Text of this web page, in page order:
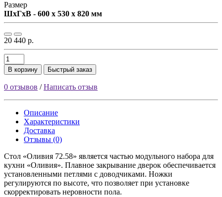
Размер
ШxГxВ - 600 x 530 x 820 мм
20 440 р.
В корзину Быстрый заказ
0 отзывов /Написать отзыв
Описание
Характеристики
Доставка
Отзывы (0)
Стол «Оливия 72.58» является частью модульного набора для
кухни «Оливия». Плавное закрывание дверок обеспечивается
установленными петлями с доводчиками. Ножки
регулируются по высоте, что позволяет при установке
скорректировать неровности пола.